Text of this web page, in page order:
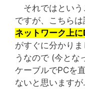
それではという
ですが、こちらは
ネットワーク上
がすぐに分かり
うなので (今とな
ケーブルでPCを
ないと思います